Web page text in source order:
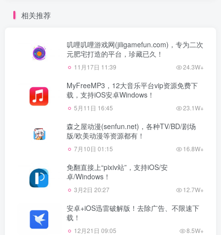
相关推荐
叽哩叽哩游戏网(jiligamefun.com)，专为二次
元肥宅打造的平台，珍藏已久！
11月17日 11:39 24.3W+
MyFreeMP3，12大音乐平台vip资源免费下
载，支持iOS安卓Windows！
5月11日 16:45 23.1W+
森之屋动漫(senfun.net)，各种TV/BD/剧场
版/欧美动漫等资源都有！
7月10日 01:15 16.8W+
免翻直接上“pixiv站”，支持iOS/安
卓/Windows！
3月2日 20:27 12.7W+
安卓+iOS迅雷破解版！去除广告、不限速下
载！
12月21日 09:05 8.5W+